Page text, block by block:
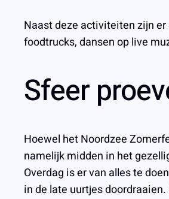
Naast deze activiteiten zijn
foodtrucks, dansen op live
Sfeer
Hoewel het Noordzee
namelijk midden in het
Overdag is er van alles te
in de late uurtjes